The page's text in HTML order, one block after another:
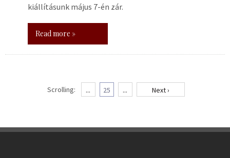
kiállításunk május 7-én zár.
Read more »
Scrolling: ... 25 ... Next ›